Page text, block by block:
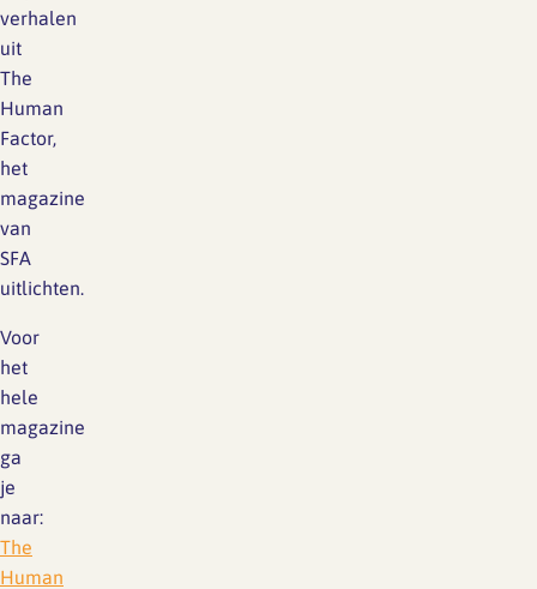
verhalen
uit
The
Human
Factor,
het
magazine
van
SFA
uitlichten.
Voor
het
hele
magazine
ga
je
naar:
The
Human